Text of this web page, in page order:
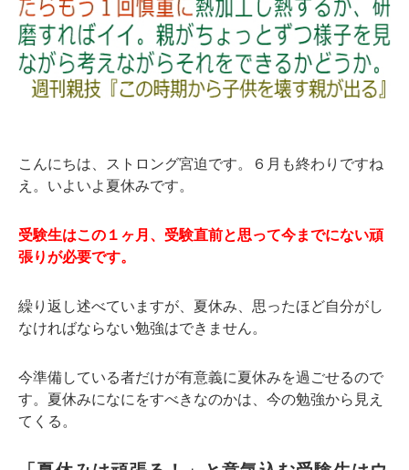
こんにちは、ストロング宮迫です。６月も終わりですね
え。いよいよ夏休みです。
受験生はこの１ヶ月、受験直前と思って今までにない頑
張りが必要です。
繰り返し述べていますが、夏休み、思ったほど自分がし
なければならない勉強はできません。
今準備している者だけが有意義に夏休みを過ごせるので
す。夏休みになにをすべきなのかは、今の勉強から見え
てくる。